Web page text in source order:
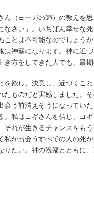
ん（ヨーガの師）の教えを
なさい」。いちばん幸せな
ことは不可能なのでしょう
は神聖になります。神に近
方をしてきた人でも、最
を欲し、決意し、近づくこ
たものだと実感しました。
う前消えそうになっていた
。私はヨギさんを信じ、ヨ
それが生きるチャンスをも
私が出会うすべての人の死
たい。神の祝福とともに、